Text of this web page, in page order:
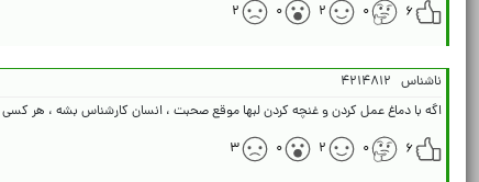
۶
۰ ۲ ۰ ۲
ناشناس ۴۲۱۴۸۱۲
اگه با دماغ عمل کردن و غنچه کردن لبها موقع صحبت ، انسان کارشناس بشه ، هر
۶
۰ ۲ ۰ ۳